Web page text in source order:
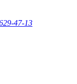
47-13